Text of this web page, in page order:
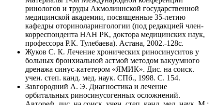
ринологов и труды Акмолиннской государственной
медицинской академии, посвященные 35-летию
кафедры оториноларингологии (под редакцией член-
корреспондента НАН РК, доктора медицинских наук,
профессора Р.К. Тулебаева). Астана, 2002.-128с.
Жуков С. К. Лечение хронических риносинуситов у
больных бронхиальной астмой методом вакуумного
дренажа синус-катетером «ЯМИК». Дис. на соиск.
учен. степ. канд. мед. наук. СПб., 1998. C. 154.
Завгородний А. Э. Диагностика и лечение
орбитальных риносинусогенных осложнений.